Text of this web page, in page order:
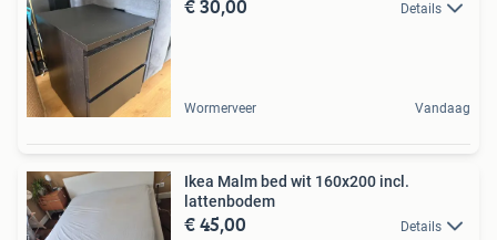
Details
Wormerveer Vandaag
Ikea Malm bed wit 160x200 incl.
lattenbodem
€ 45,00 Details